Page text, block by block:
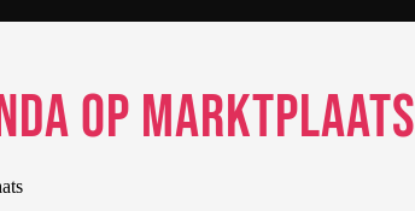
op Marktplaats